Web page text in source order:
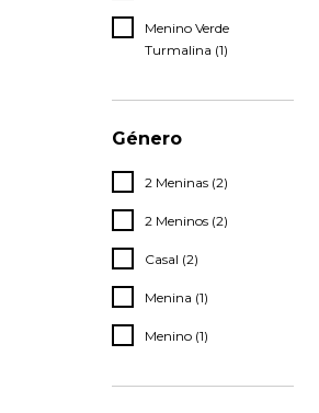
Menino Verde
Turmalina (1)
Género
2 Meninas (2)
2 Meninos (2)
Casal (2)
Menina (1)
Menino (1)